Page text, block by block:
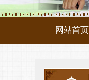
网站首页